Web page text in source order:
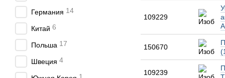
109229
150670
109239
Германия 14
Китай 6
Польша 17
Швеция 4